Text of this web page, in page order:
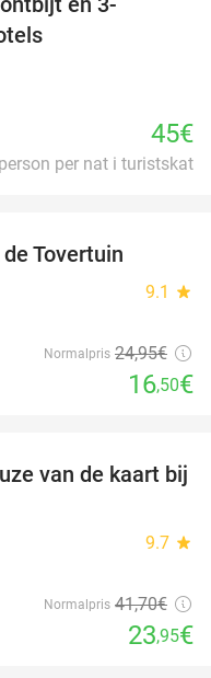
45€
per nat i turistskat
Tovertuin
9.1 star
Normalpris 24,95€
16,50€
43%
van de kaart bij
9.7 star
Normalpris 41,70€
23,95€